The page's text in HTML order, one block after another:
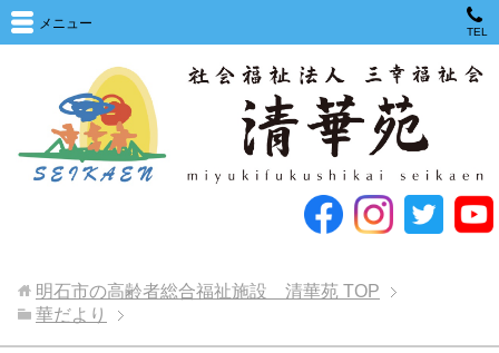
メニュー
TEL
明石市の高齢者総合福祉施設 清華苑 TOP
華だより